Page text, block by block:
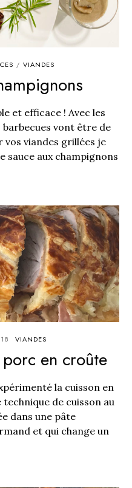
/ VIANDES
et efficace ! Avec les
vont être de
viandes grillées je
sauce aux champignons
VIANDES
en croûte
la cuisson en
de cuisson au
dans une pâte
et qui change un